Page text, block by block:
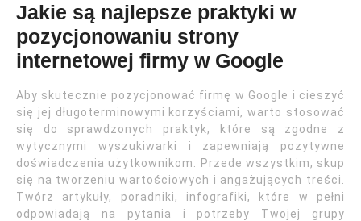
Jakie są najlepsze praktyki w
pozycjonowaniu strony
internetowej firmy w Google
Aby skutecznie pozycjonować firmę w Google i cieszyć
się jej długoterminowymi korzyściami, warto stosować
się do sprawdzonych praktyk, które są zgodne z
wytycznymi wyszukiwarki i zapewniają pozytywne
doświadczenia użytkownikom. Przede wszystkim, skup
się na tworzeniu wartościowych i angażujących treści.
Twórz artykuły, poradniki, infografiki, które w pełni
odpowiadają na pytania i potrzeby Twojej grupy